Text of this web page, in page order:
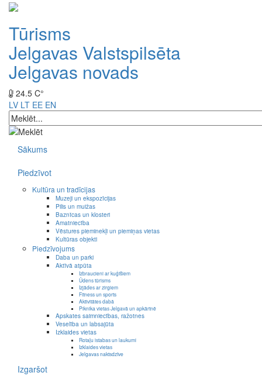
Tūrisms
Jelgavas Valstspilsēta
Jelgavas novads
24.5 C°
LV LT EE EN
Sākums
Piedzīvot
Kultūra un tradīcijas
Muzeji un ekspozīcijas
Pilis un muižas
Baznīcas un klosteri
Amatniecība
Vēstures pieminekļi un piemiņas vietas
Kultūras objekti
Piedzīvojums
Daba un parki
Aktīvā atpūta
Izbraucieni ar kuģīšiem
Ūdens tūrisms
Izjādes ar zirgiem
Fitness un sports
Aktivitātes dabā
Piknika vietas Jelgavā un apkārtnē
Apskates saimniecības, ražotnes
Veselība un labsajūta
Izklaides vietas
Rotaļu istabas un laukumi
Izklaides vietas
Jelgavas naktsdzīve
Izgaršot